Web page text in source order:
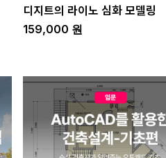
디지트의 라이노 심화 모델링
159,000 원